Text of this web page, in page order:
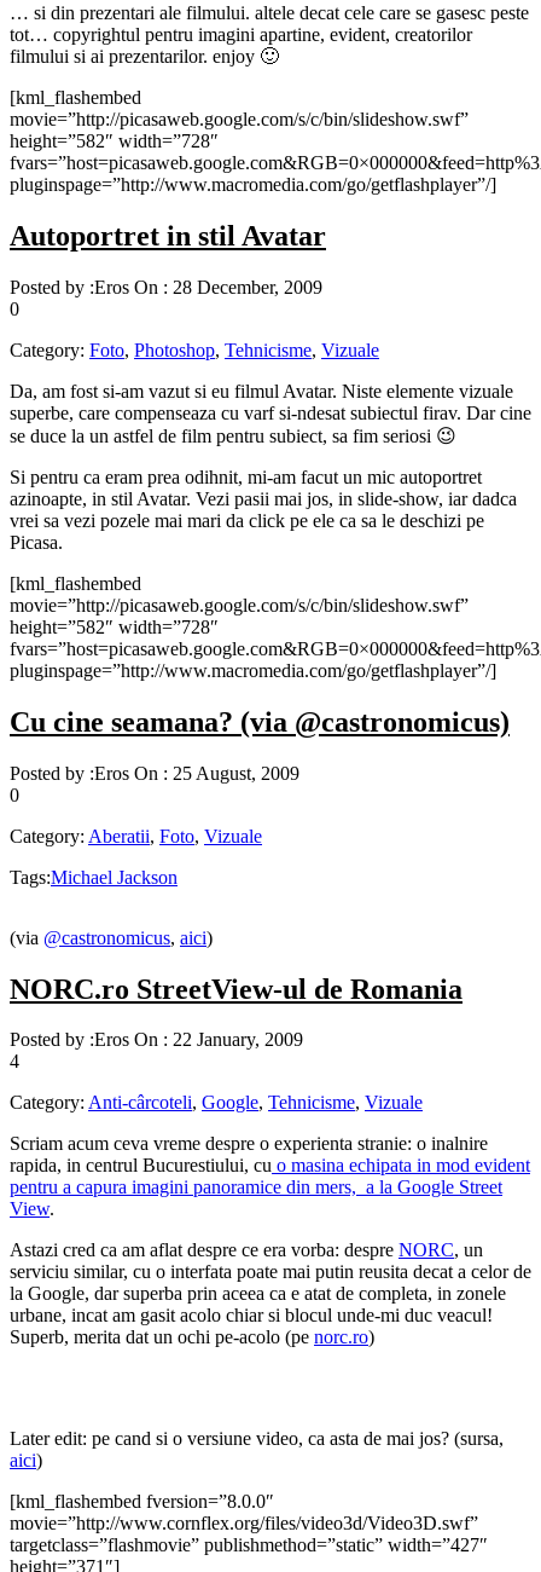
… si din prezentari ale filmului. altele decat cele care se gasesc peste
tot… copyrightul pentru imagini apartine, evident, creatorilor
filmului si ai prezentarilor. enjoy 🙂
[kml_flashembed
movie=”http://picasaweb.google.com/s/c/bin/slideshow.swf”
height=”582″ width=”728″
pluginspage=”http://www.macromedia.com/go/getflashplayer”/]
Autoportret in stil Avatar
Posted by :Eros On : 28 December, 2009
0
Category: Foto, Photoshop, Tehnicisme, Vizuale
Da, am fost si-am vazut si eu filmul Avatar. Niste elemente vizuale
superbe, care compenseaza cu varf si-ndesat subiectul firav. Dar cine
se duce la un astfel de film pentru subiect, sa fim seriosi 😉
Si pentru ca eram prea odihnit, mi-am facut un mic autoportret
azinoapte, in stil Avatar. Vezi pasii mai jos, in slide-show, iar dadca
vrei sa vezi pozele mai mari da click pe ele ca sa le deschizi pe
Picasa.
[kml_flashembed
movie=”http://picasaweb.google.com/s/c/bin/slideshow.swf”
height=”582″ width=”728″
pluginspage=”http://www.macromedia.com/go/getflashplayer”/]
Cu cine seamana? (via @castronomicus)
Posted by :Eros On : 25 August, 2009
0
Category: Aberatii, Foto, Vizuale
Tags:Michael Jackson
(via @castronomicus, aici)
NORC.ro StreetView-ul de Romania
Posted by :Eros On : 22 January, 2009
4
Category: Anti-cârcoteli, Google, Tehnicisme, Vizuale
Scriam acum ceva vreme despre o experienta stranie: o inalnire
rapida, in centrul Bucurestiului, cu o masina echipata in mod evident
pentru a capura imagini panoramice din mers, a la Google Street
View.
Astazi cred ca am aflat despre ce era vorba: despre NORC, un
serviciu similar, cu o interfata poate mai putin reusita decat a celor de
la Google, dar superba prin aceea ca e atat de completa, in zonele
urbane, incat am gasit acolo chiar si blocul unde-mi duc veacul!
Superb, merita dat un ochi pe-acolo (pe norc.ro)
Later edit: pe cand si o versiune video, ca asta de mai jos? (sursa,
aici)
[kml_flashembed fversion=”8.0.0″
movie=”http://www.cornflex.org/files/video3d/Video3D.swf”
targetclass=”flashmovie” publishmethod=”static” width=”427″
height=”371″]